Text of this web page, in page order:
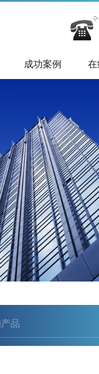
成功案例 在